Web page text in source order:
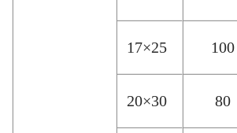
17×25 100
20×30 80